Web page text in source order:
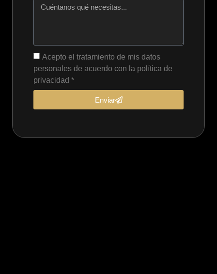
Acepto el tratamiento de mis datos
personales de acuerdo con la política de
privacidad *
Enviar